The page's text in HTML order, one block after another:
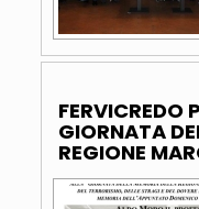
FERVICREDO
GIORNATA
REGIONE